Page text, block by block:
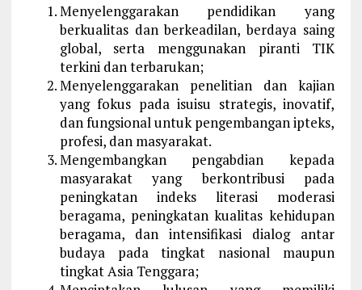
Menyelenggarakan pendidikan yang
berkualitas dan berkeadilan, berdaya saing
global, serta menggunakan piranti TIK
terkini dan terbarukan;
Menyelenggarakan penelitian dan kajian
yang fokus pada isuisu strategis, inovatif,
dan fungsional untuk pengembangan ipteks,
profesi, dan masyarakat.
Mengembangkan pengabdian kepada
masyarakat yang berkontribusi pada
peningkatan indeks literasi moderasi
beragama, peningkatan kualitas kehidupan
beragama, dan intensifikasi dialog antar
budaya pada tingkat nasional maupun
tingkat Asia Tenggara;